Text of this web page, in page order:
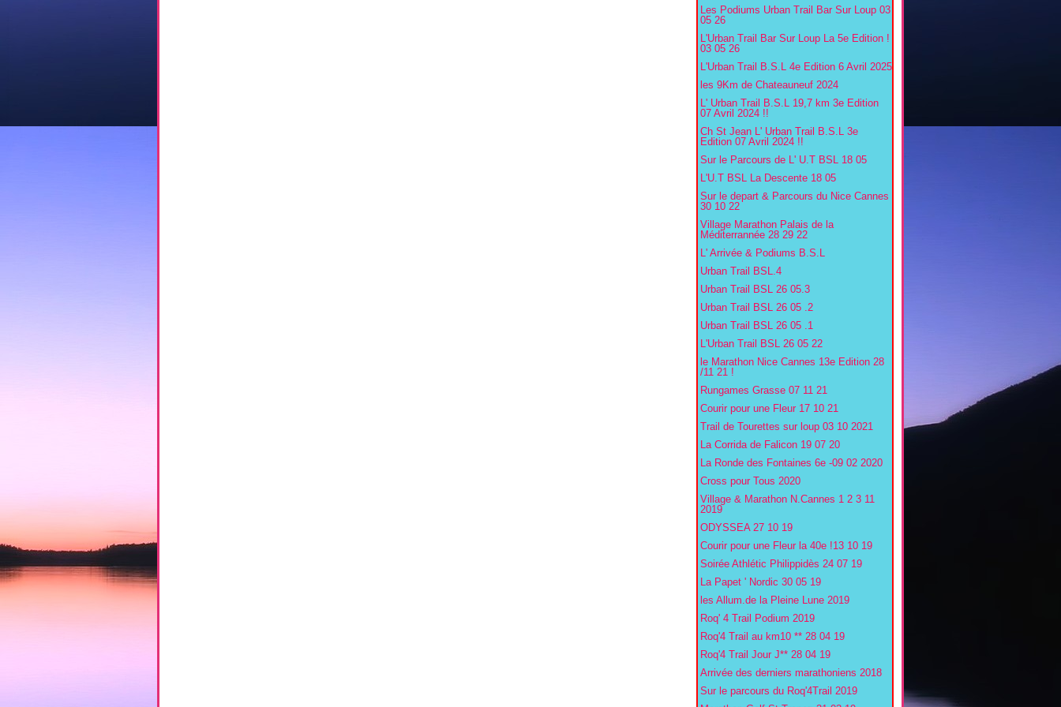
Les Podiums Urban Trail Bar Sur Loup 03
05 26
L'Urban Trail Bar Sur Loup La 5e Edition !
03 05 26
L'Urban Trail B.S.L 4e Edition 6 Avril 2025
les 9Km de Chateauneuf 2024
L' Urban Trail B.S.L 19,7 km 3e Edition
07 Avril 2024 !!
Ch St Jean L' Urban Trail B.S.L 3e
Edition 07 Avril 2024 !!
Sur le Parcours de L' U.T BSL 18 05
L'U.T BSL La Descente 18 05
Sur le depart & Parcours du Nice Cannes
30 10 22
Village Marathon Palais de la
Méditerrannée 28 29 22
L' Arrivée & Podiums B.S.L
Urban Trail BSL.4
Urban Trail BSL 26 05.3
Urban Trail BSL 26 05 .2
Urban Trail BSL 26 05 .1
L'Urban Trail BSL 26 05 22
le Marathon Nice Cannes 13e Edition 28
/11 21 !
Rungames Grasse 07 11 21
Courir pour une Fleur 17 10 21
Trail de Tourettes sur loup 03 10 2021
La Corrida de Falicon 19 07 20
La Ronde des Fontaines 6e -09 02 2020
Cross pour Tous 2020
Village & Marathon N.Cannes 1 2 3 11
2019
ODYSSEA 27 10 19
Courir pour une Fleur la 40e !13 10 19
Soirée Athlétic Philippidès 24 07 19
La Papet ' Nordic 30 05 19
les Allum.de la Pleine Lune 2019
Roq' 4 Trail Podium 2019
Roq'4 Trail au km10 ** 28 04 19
Roq'4 Trail Jour J** 28 04 19
Arrivée des derniers marathoniens 2018
Sur le parcours du Roq'4Trail 2019